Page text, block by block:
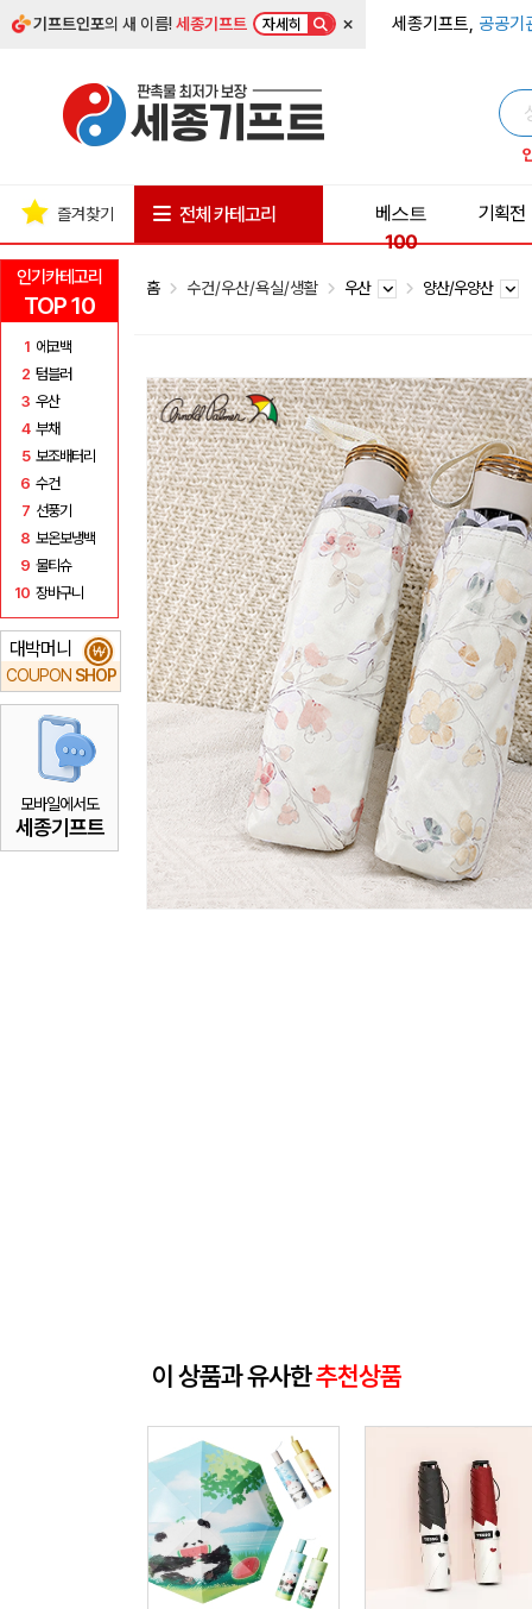
기프트인포의 새 이름!세종기프트 자세히 × 세종기프트, 공공기
인기카테고리
TOP 10
1 에코백
2 텀블러
3 우산
4 부채
5 보조배터리
6 수건
7 선풍기
8 보온보냉백
9 물티슈
10 장바구니
대박머니
COUPON SHOP
₩
모바일에서도
세종기프트
즐겨찾기 전체 카테고리
베스트
100
기획전
홈 수건/우산/욕실/생활 우산 양산/우양산
이 상품과 유사한추천상품